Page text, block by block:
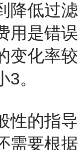
降低过滤
用是错误
变化率较
。
性的指导
需要根据